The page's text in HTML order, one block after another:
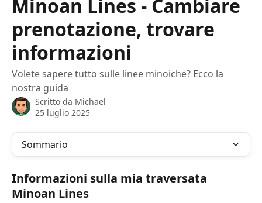
Minoan Lines - Cambiare
prenotazione, trovare
informazioni
Volete sapere tutto sulle linee minoiche? Ecco la
nostra guida
Scritto da Michael
25 luglio 2025
Sommario
Informazioni sulla mia traversata
Minoan Lines